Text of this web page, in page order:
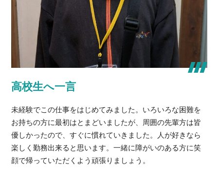
高校生へ一言
未経験でこの仕事をはじめてみました。いろいろな困難を
お持ちの方に最初はとまどいましたが、周囲の先輩方は皆
優しかったので、すぐに慣れていきました。人が好きなら
楽しく勤務出来ると思います。一緒に障がいのある方に笑
顔で帰っていただくよう頑張りましょう。